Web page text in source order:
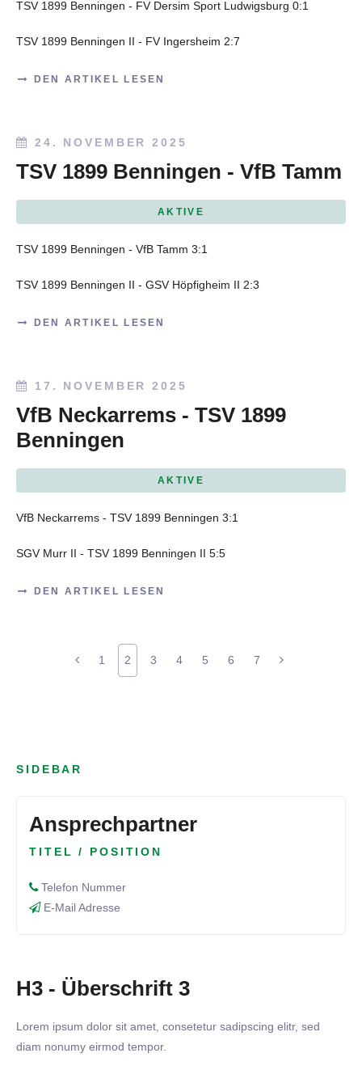
TSV 1899 Benningen - FV Dersim Sport Ludwigsburg 0:1
TSV 1899 Benningen II - FV Ingersheim 2:7
DEN ARTIKEL LESEN
24. NOVEMBER 2025
TSV 1899 Benningen - VfB Tamm
AKTIVE
TSV 1899 Benningen - VfB Tamm 3:1
TSV 1899 Benningen II - GSV Höpfigheim II 2:3
DEN ARTIKEL LESEN
17. NOVEMBER 2025
VfB Neckarrems - TSV 1899
Benningen
AKTIVE
VfB Neckarrems - TSV 1899 Benningen 3:1
SGV Murr II - TSV 1899 Benningen II 5:5
DEN ARTIKEL LESEN
1 2 3 4 5 6 7
SIDEBAR
Ansprechpartner
TITEL / POSITION
Telefon Nummer
E-Mail Adresse
H3 - Überschrift 3
Lorem ipsum dolor sit amet, consetetur sadipscing elitr, sed
diam nonumy eirmod tempor.